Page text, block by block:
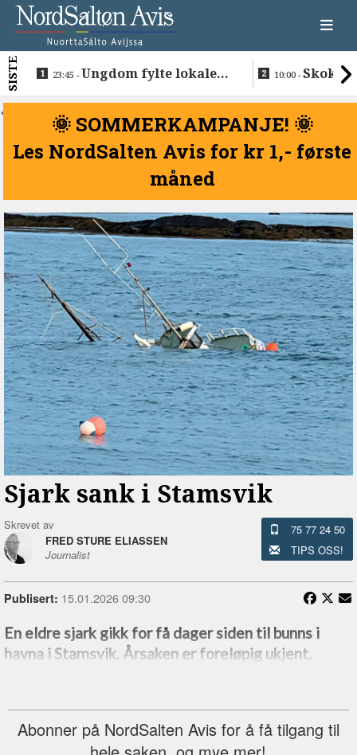
SISTE 23:45 -Ungdom fylte lokalet
hyllet
10:00 -
<
🌞 SOMMERKAMPANJE! 🌞
Les NordSalten Avis for kr 1,- første
måned
Sjark sank i Stamsvik
Skrevet av
FRED STURE ELIASSEN
Journalist
75 77 24 50
TIPS OSS!
Publisert: 15.01.2026 09:30
En eldre sjark gikk for få dager siden til bunns i
havna i Stamsvik. Årsaken er foreløpig ukjent.
Abonner på NordSalten Avis for å få tilgang til